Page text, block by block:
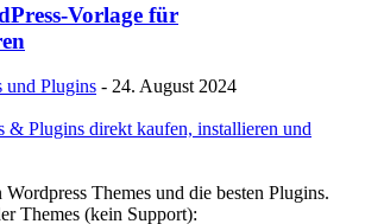
Vorlage für
und Plugins - 24. August 2024
Themes und die besten Plugins.
Themes (kein Support):